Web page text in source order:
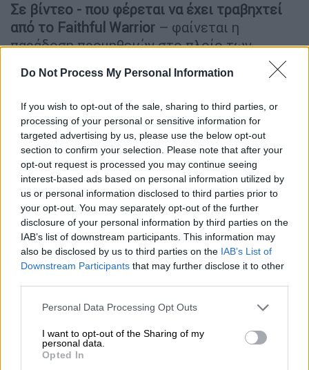
Do Not Process My Personal Information
If you wish to opt-out of the sale, sharing to third parties, or
processing of your personal or sensitive information for
targeted advertising by us, please use the below opt-out
section to confirm your selection. Please note that after your
opt-out request is processed you may continue seeing
interest-based ads based on personal information utilized by
us or personal information disclosed to third parties prior to
your opt-out. You may separately opt-out of the further
disclosure of your personal information by third parties on the
IAB’s list of downstream participants. This information may
also be disclosed by us to third parties on the IAB’s List of
Downstream Participants that may further disclose it to other
Please note that this website/app uses one or more Google
not limited to your visit or usage behaviour. You may click to
grant or deny consent to Google and its third-party tags to
use your data for below specified purposes in below Google
Personal Data Processing Opt Outs
I want to opt-out of the Sharing of my
personal data.
Opted In
Σε βίντεο - που φέρεται να έχει τραβηχτεί
από το Faithful Warrior – φαίνεται η
παράδοση προμηθειών στο πλοίο των
μεταναστών μέσω ενός σχοινιού στο νερό.
Δεν φαίνονται άλλα πλοία.
ΤοBBC το έλεγξε και διαπίστωσε ότι το
πλοίο- το οποίο δεν κινείται στο βίντεο -
ταιριάζει με το σχήμα του πλοίου
μεταναστών που φαίνεται σε φωτογραφίες
και οι καιρικές συνθήκες ταιριάζουν με
αυτές που αναφέρθηκαν εκείνη την εποχή.
Δεν είναι γνωστό πότε ακριβώς γυρίστηκε
αυτό το βίντεο, αναφέρει το δίκτυο.
«Οι Έλληνες αξιωματούχοι αρχικά
ισχυρίστηκαν ότι το σκάφος διατηρούσε
σταθερή πορεία και ταχύτητα μεταξύ 19:40
πως τα στελέχη του Λιμενικού
παρατηρούσαν από διακριτική απόσταση,